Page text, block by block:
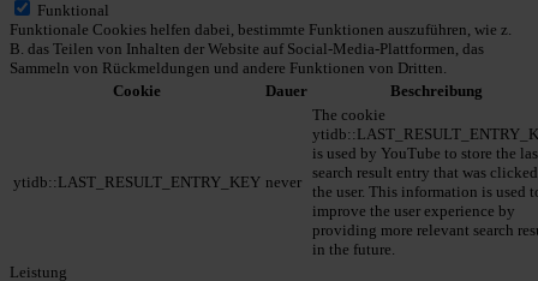
Funktional
Funktionale Cookies helfen dabei, bestimmte Funktionen auszuführen, wie z.
B. das Teilen von Inhalten der Website auf Social-Media-Plattformen, das
Sammeln von Rückmeldungen und andere Funktionen von Dritten.
Cookie
Dauer Beschreibung
ytidb::LAST_RESULT_ENTRY_KEY never
The cookie
is used by YouTube to store the
search result entry that was
the user. This information is used
improve the user experience by
providing more relevant search
in the future.
Leistung